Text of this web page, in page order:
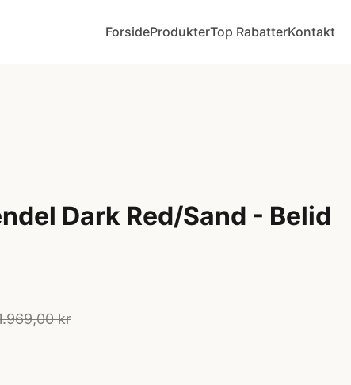
ForsideProdukterTop RabatterKontakt
Dark Red/Sand - Belid
kr